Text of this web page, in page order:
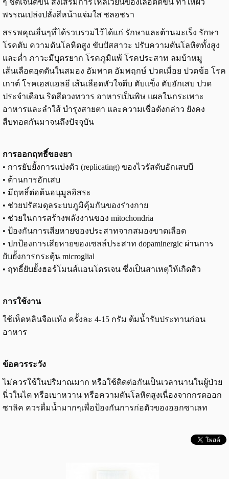
ๆ ชัดเจนดีขึ้น ส่งเสริมการไหลเวียนของเลือดดีขึ้น ทำให้ผิว
พรรณเปล่งปลั่งสีหน้าแจ่มใส ชลอชรา
สรรพคุณอื่นๆที่ได้รวบรวมไว้ได้แก่ รักษาและต้านมะเร็ง รักษา
โรคตับ ความดันโลหิตสูง ขับปัสสาวะ ปรับความดันโลหิตทั้งสูง
และต่ำ ภาวะมีบุตรยาก โรคภูมิแพ้ โรคประสาท ลมบ้าหมู
เส้นเลือดอุดตันในสมอง อัมพาต อัมพฤกษ์ ปวดเมื่อย ปวดข้อ โรค
เกาต์ โรคเอสแอลอี เส้นเลือดหัวใจตีบ ตับแข็ง ตับอักเสบ ปวด
ประจำเดือน ริดสีดวงทวาร อาหารเป็นพิษ แผลในกระเพาะ
อาหารและลำใส้ บำรุงสายตา และความเชื่อดังกล่าว ยังคง
สืบทอดกันมาจนถึงปัจจุบัน
การออกฤทธิ์ของยา
• การยับยั้งการแบ่งตัว (replicating) ของไวรัสตับอักเสบบี
• ต้านการอักเสบ
• มีฤทธิ์ต่อต้นอนุมูลอิสระ
• ช่วยปรัสมดุลระบบภูมิคุ้มกันของร่างกาย
• ช่วยในการสร้างพลังงานของ mitochondria
• ป้องกันการเสียหายของประสาทจากสมองขาดเลือด
• ปกป้องการเสียหายของเซลล์ประสาท dopaminergic ผ่านการ
ยับยั้งการกระตุ้น microglial
• ฤทธิ์ยับยั้งฮอร์โมนส์แอนโดรเจน ซึ่งเป็นสาเหตุให้เกิดสิว
การใช้งาน
ใช้เห็ดหลินจือแห้ง ครั้งละ 4-15 กรัม ต้มน้ำรับประทานก่อน
อาหาร
ข้อควรระวัง
ไม่ควรใช้ในปริมาณมาก หรือใช้ติดต่อกันเป็นเวลานานในผู้ป่วย
นิ่วในไต หรือเบาหวาน หรือความดันโลหิตสูงเนื่องจากกรดออก
ซาลิค ควรดื่มน้ำมากๆเพื่อป้องกันการก่อตัวของออกซาเลท